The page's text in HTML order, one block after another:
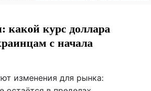
какой курс доллара
с начала
изменения для рынка: